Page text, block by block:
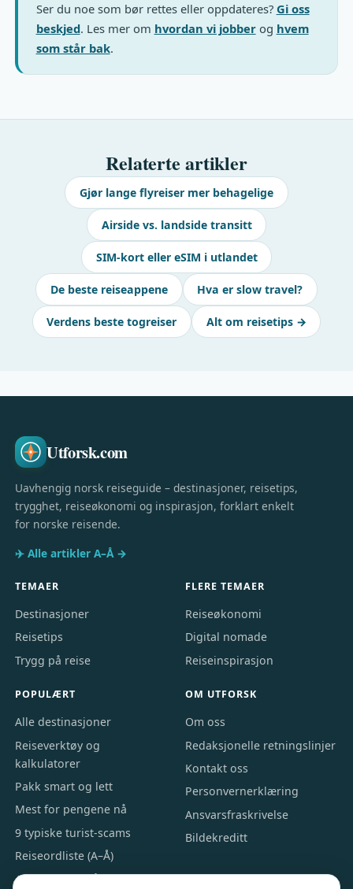
Ser du noe som bør rettes eller oppdateres? Gi oss
beskjed. Les mer om hvordan vi jobberog hvem
som står bak.
Relaterte artikler
Gjør lange flyreiser mer behagelige
Airside vs. landside transitt
SIM-kort eller eSIM i utlandet
De beste reiseappene Hva er slow travel?
Verdens beste togreiser Alt om reisetips →
Utforsk.com
Uavhengig norsk reiseguide – destinasjoner, reisetips,
trygghet, reiseøkonomi og inspirasjon, forklart enkelt
for norske reisende.
✈️ Alle artikler A–Å →
TEMAER
Destinasjoner
Reisetips
Trygg på reise
FLERE TEMAER
Reiseøkonomi
Digital nomade
Reiseinspirasjon
POPULÆRT
Alle destinasjoner
Reiseverktøy og
kalkulatorer
Pakk smart og lett
Mest for pengene nå
9 typiske turist-scams
Reiseordliste (A–Å)
Alle artikler A–Å
OM UTFORSK
Om oss
Redaksjonelle retningslinjer
Kontakt oss
Personvernerklæring
Ansvarsfraskrivelse
Bildekreditt